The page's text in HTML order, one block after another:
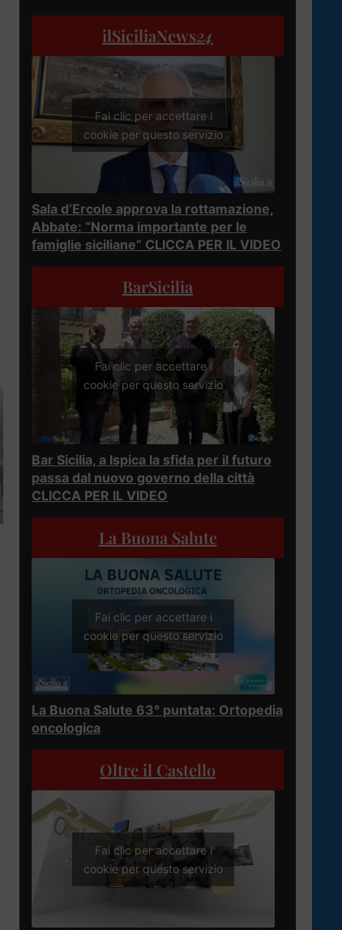
ilSiciliaNews24
Fai clic per accettare i
cookie per questo servizio
Sala d’Ercole approva la rottamazione,
Abbate: “Norma importante per le
famiglie siciliane” CLICCA PER IL VIDEO
BarSicilia
Fai clic per accettare i
cookie per questo servizio
Bar Sicilia, a Ispica la sfida per il futuro
passa dal nuovo governo della città
CLICCA PER IL VIDEO
La Buona Salute
Fai clic per accettare i
cookie per questo servizio
La Buona Salute 63° puntata: Ortopedia
oncologica
Oltre il Castello
Fai clic per accettare i
cookie per questo servizio